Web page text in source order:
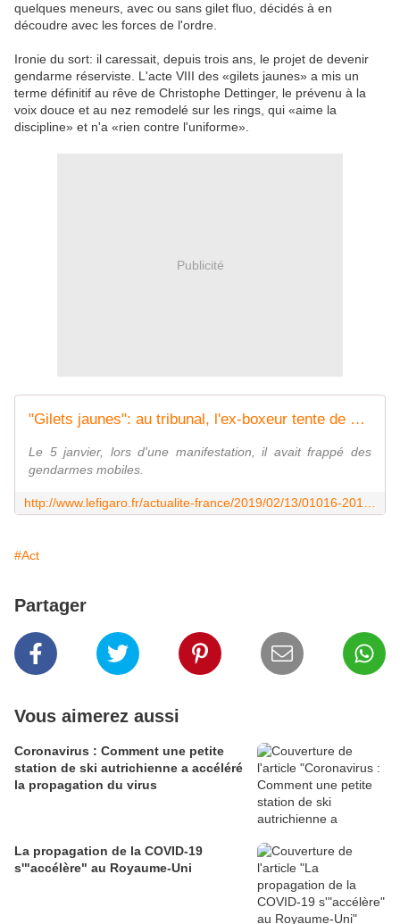
quelques meneurs, avec ou sans gilet fluo, décidés à en
découdre avec les forces de l'ordre.
Ironie du sort: il caressait, depuis trois ans, le projet de devenir
gendarme réserviste. L'acte VIII des «gilets jaunes» a mis un
terme définitif au rêve de Christophe Dettinger, le prévenu à la
voix douce et au nez remodelé sur les rings, qui «aime la
discipline» et n'a «rien contre l'uniforme».
Publicité
"Gilets jaunes": au tribunal, l'ex-boxeur tente de se justifier
Le 5 janvier, lors d'une manifestation, il avait frappé des
gendarmes mobiles.
#Act
Partager
Vous aimerez aussi
Coronavirus : Comment une petite
station de ski autrichienne a accéléré
la propagation du virus
La propagation de la COVID-19
s'"accélère" au Royaume-Uni